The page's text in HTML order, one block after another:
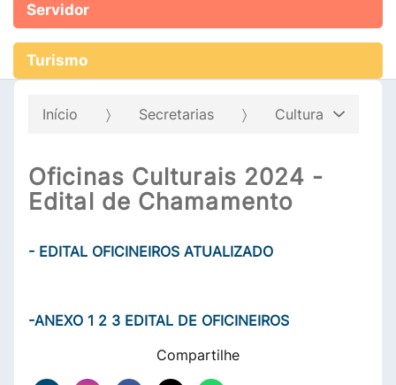
Servidor
Turismo
Início Secretarias Cultura
Oficinas Culturais 2024 -
Edital de Chamamento
- EDITAL OFICINEIROS ATUALIZADO
-ANEXO 1 2 3 EDITAL DE OFICINEIROS
Compartilhe